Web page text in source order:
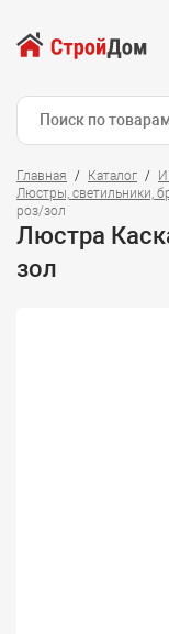
Главная Каталог
Люстры, светильники,
роз/зол
Люстра
зол